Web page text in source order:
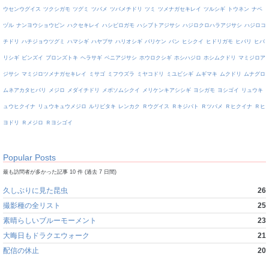
ウセンウグイス ツクシガモ ツグミ ツバメ ツバメチドリ ツミ ツメナガセキレイ ツルシギ トウネン ナベ
ヅル ナンヨウショウビン ハクセキレイ ハシビロガモ ハシブトアジサシ ハジロクロハラアジサシ ハジロコ
チドリ ハチジョウツグミ ハマシギ ハヤブサ ハリオシギ バリケン バン ヒシクイ ヒドリガモ ヒバリ ヒバ
リシギ ビンズイ ブロンズトキ ヘラサギ ベニアジサシ ホウロクシギ ホシハジロ ホシムクドリ マミジロア
ジサシ マミジロツメナガセキレイ ミサゴ ミフウズラ ミヤコドリ ミユビシギ ムギマキ ムクドリ ムナグロ
ムネアカタヒバリ メジロ メダイチドリ メボソムシクイ メリケンキアシシギ ヨシガモ ヨシゴイ リュウキ
ュウヒクイナ リュウキュウメジロ ルリビタキ レンカク Ｒウグイス Ｒキジバト Ｒツバメ Ｒヒクイナ Ｒヒ
ヨドリ Ｒメジロ Ｒヨシゴイ
Popular Posts
最も訪問者が多かった記事 10 件 (過去 7 日間)
久しぶりに見た昆虫
26
撮影種の全リスト
25
素晴らしいブルーモーメント
23
大晦日もドラクエウォーク
21
配信の休止
20